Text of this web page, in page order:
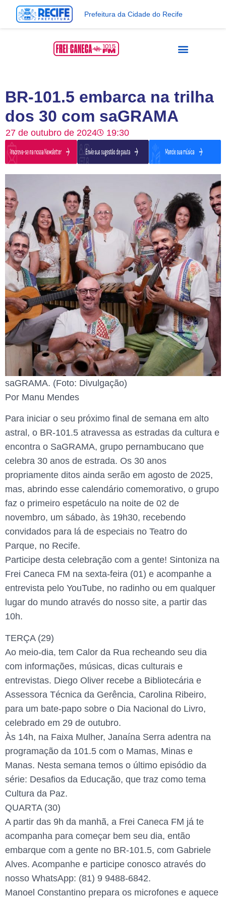
Prefeitura da Cidade do Recife
BR-101.5 embarca na trilha
dos 30 com saGRAMA
27 de outubro de 2024 19:30
saGRAMA. (Foto: Divulgação)
Por Manu Mendes
Para iniciar o seu próximo final de semana em alto
astral, o BR-101.5 atravessa as estradas da cultura e
encontra o SaGRAMA, grupo pernambucano que
celebra 30 anos de estrada. Os 30 anos
propriamente ditos ainda serão em agosto de 2025,
mas, abrindo esse calendário comemorativo, o grupo
faz o primeiro espetáculo na noite de 02 de
novembro, um sábado, às 19h30, recebendo
convidados para lá de especiais no Teatro do
Parque, no Recife.
Participe desta celebração com a gente! Sintoniza na
Frei Caneca FM na sexta-feira (01) e acompanhe a
entrevista pelo YouTube, no radinho ou em qualquer
lugar do mundo através do nosso site, a partir das
10h.
TERÇA (29)
Ao meio-dia, tem Calor da Rua recheando seu dia
com informações, músicas, dicas culturais e
entrevistas. Diego Oliver recebe a Bibliotecária e
Assessora Técnica da Gerência, Carolina Ribeiro,
para um bate-papo sobre o Dia Nacional do Livro,
celebrado em 29 de outubro.
Às 14h, na Faixa Mulher, Janaína Serra adentra na
programação da 101.5 com o Mamas, Minas e
Manas. Nesta semana temos o último episódio da
série: Desafios da Educação, que traz como tema
Cultura da Paz.
QUARTA (30)
A partir das 9h da manhã, a Frei Caneca FM já te
acompanha para começar bem seu dia, então
embarque com a gente no BR-101.5, com Gabriele
Alves. Acompanhe e participe conosco através do
nosso WhatsApp: (81) 9 9488-6842.
Manoel Constantino prepara os microfones e aquece